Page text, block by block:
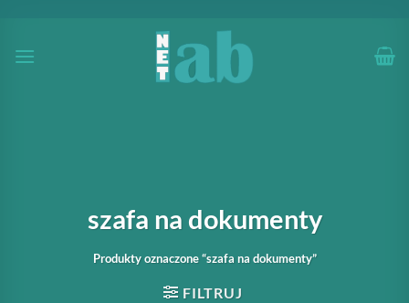
zawartości
szafa na dokumenty
Produkty oznaczone “szafa na dokumenty”
FILTRUJ